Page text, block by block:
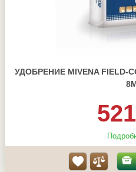
УДОБРЕНИЕ MIVENA FIELD-